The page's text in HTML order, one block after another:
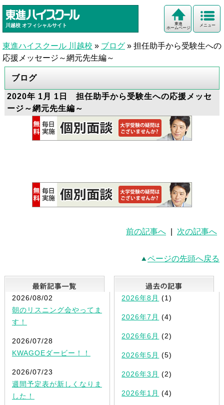
川越校 オフィシャルサイト メニュー
東進
ホームページ
東進ハイスクール 川越校 » ブログ » 担任助手から受験生への
応援メッセージ～網元先生編～
ブログ
2020年 1月 1日 担任助手から受験生への応援メッセ
ージ～網元先生編～
前の記事へ 次の記事へ
ページの先頭へ戻る
最新記事一覧
2026/08/02
朝のリスニング会やってま
す！
2026/07/28
KWAGOEダービー！！
2026/07/23
週間予定表が新しくなりま
した！
2026年8月 (1)
2026年7月 (4)
2026年6月 (2)
2026年5月 (5)
2026年3月 (2)
2026年1月 (4)